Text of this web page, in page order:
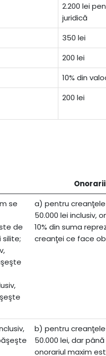
2.200 lei
juridică
350 lei
200 lei
10% din
200 lei
se
de
a) pentru
50.000 lei inclusiv,
10% din suma
creanţei ce face
b) pentru
50.000 lei, dar
onorariul maxim